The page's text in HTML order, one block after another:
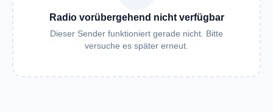
Radio vorübergehend nicht verfügbar
Dieser Sender funktioniert gerade nicht. Bitte
versuche es später erneut.